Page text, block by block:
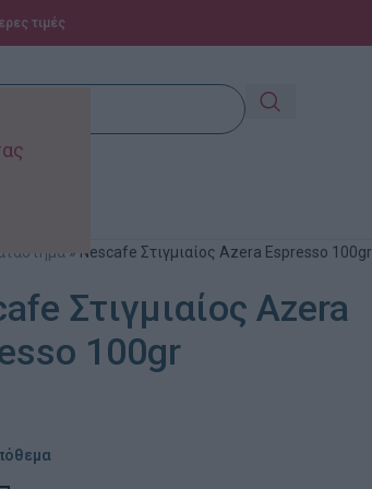
τιμές
» Nescafe Στιγμιαίος Azera Espresso 100gr
Στιγμιαίος Azera
100gr